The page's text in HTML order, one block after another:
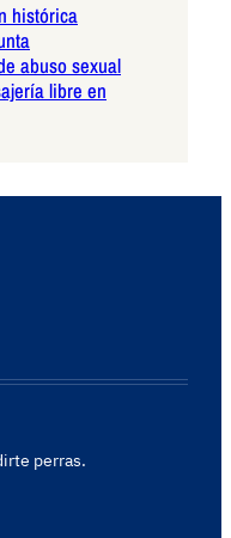
histórica
abuso sexual
libre en
perras.